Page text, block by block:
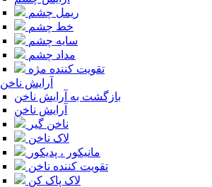
ریمل چشم
خط چشم
سایه چشم
مداد چشم
تقویت کننده مژه
آرایش ناخن
بازگشت به آرایش ناخن
آرایش ناخن
ناخن گیر
لاک ناخن
مانیکور ، پدیکور
تقویت کننده ناخن
لاک پاک کن